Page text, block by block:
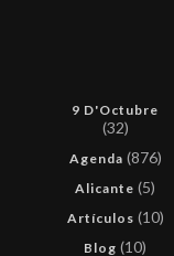
9 D'Octubre
(32)
Agenda (876)
Alicante (5)
Artículos (10)
Blog (10)